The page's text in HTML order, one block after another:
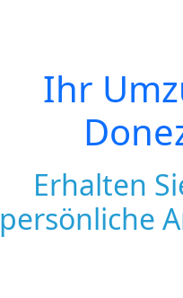
Ihr
Erhalten
persönliche